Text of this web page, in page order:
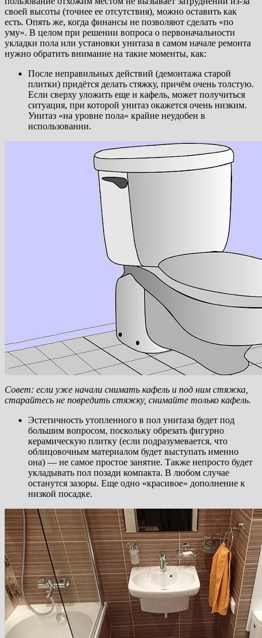
своей высоты (точнее ее отсутствия), можно оставить как
есть. Опять же, когда финансы не позволяют сделать «по
уму». В целом при решении вопроса о первоначальности
укладки пола или установки унитаза в самом начале ремонта
нужно обратить внимание на такие моменты, как:
После неправильных действий (демонтажа старой
плитки) придётся делать стяжку, причём очень толстую.
Если сверху уложить еще и кафель, может получиться
ситуация, при которой унитаз окажется очень низким.
Унитаз «на уровне пола» крайне неудобен в
использовании.
Совет: если уже начали снимать кафель и под ним стяжка,
старайтесь не повредить стяжку, снимайте только кафель.
Эстетичность утопленного в пол унитаза будет под
большим вопросом, поскольку обрезать фигурно
керамическую плитку (если подразумевается, что
облицовочным материалом будет выступать именно
она) — не самое простое занятие. Также непросто будет
укладывать пол позади компакта. В любом случае
останутся зазоры. Еще одно «красивое» дополнение к
низкой посадке.